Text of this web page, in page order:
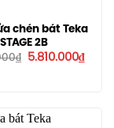
chén bát Teka
STAGE 2B
₫
Giá
5.810.000₫Giá
hiện